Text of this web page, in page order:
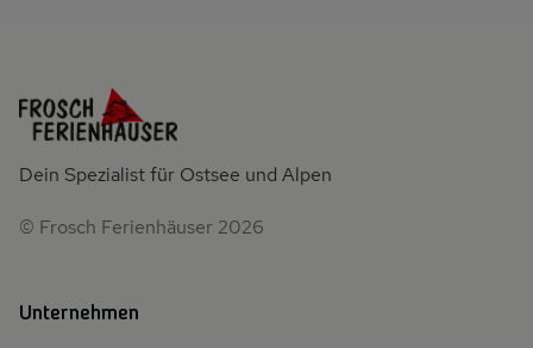
Dein Spezialist für Ostsee und Alpen
© Frosch Ferienhäuser 2026
Unternehmen